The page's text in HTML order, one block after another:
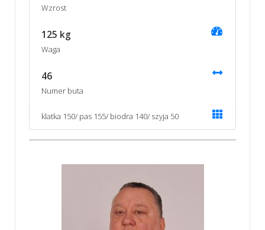
Wzrost
125 kg
Waga
46
Numer buta
klatka 150/ pas 155/ biodra 140/ szyja 50